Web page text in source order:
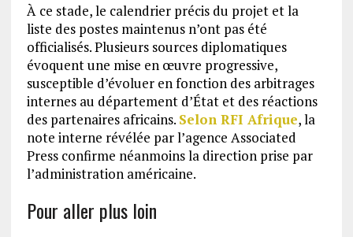
À ce stade, le calendrier précis du projet et la
liste des postes maintenus n’ont pas été
officialisés. Plusieurs sources diplomatiques
évoquent une mise en œuvre progressive,
susceptible d’évoluer en fonction des arbitrages
internes au département d’État et des réactions
des partenaires africains. Selon RFI Afrique, la
note interne révélée par l’agence Associated
Press confirme néanmoins la direction prise par
l’administration américaine.
Pour aller plus loin